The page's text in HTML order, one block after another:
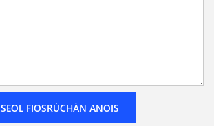
SEOL FIOSRÚCHÁN ANOIS